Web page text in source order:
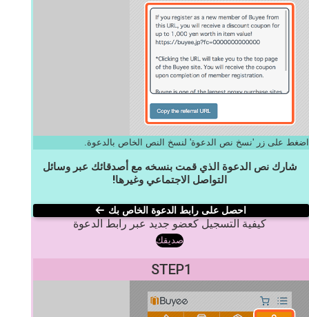
اضغط على زر 'نسخ نص الدعوة' لنسخ النص الخاص بالدعوة.
شارك نص الدعوة الذي قمت بنسخه مع أصدقائك عبر وسائل
التواصل الاجتماعي وغيرها!
احصل على رابط الدعوة الخاص بك
كيفية التسجيل كعضو جديد عبر رابط الدعوة
صديقك
STEP1